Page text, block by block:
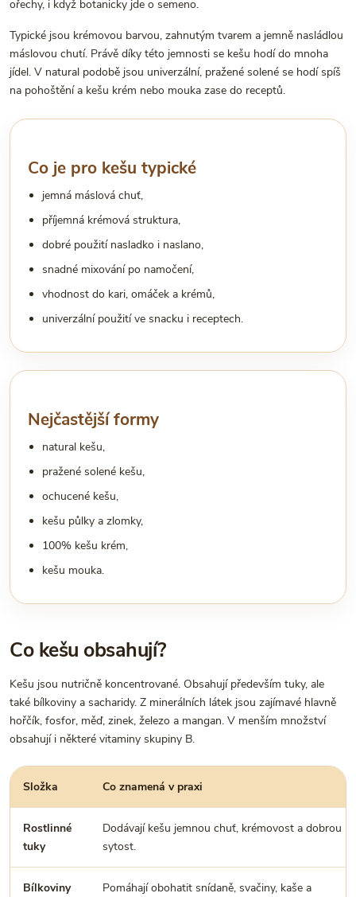
ořechy, i když botanicky jde o semeno.
Typické jsou krémovou barvou, zahnutým tvarem a jemně nasládlou
máslovou chutí. Právě díky této jemnosti se kešu hodí do mnoha
jídel. V natural podobě jsou univerzální, pražené solené se hodí spíš
na pohoštění a kešu krém nebo mouka zase do receptů.
Co je pro kešu typické
jemná máslová chuť,
příjemná krémová struktura,
dobré použití nasladko i naslano,
snadné mixování po namočení,
vhodnost do kari, omáček a krémů,
univerzální použití ve snacku i receptech.
Nejčastější formy
natural kešu,
pražené solené kešu,
ochucené kešu,
kešu půlky a zlomky,
100% kešu krém,
kešu mouka.
Co kešu obsahují?
Kešu jsou nutričně koncentrované. Obsahují především tuky, ale
také bílkoviny a sacharidy. Z minerálních látek jsou zajímavé hlavně
hořčík, fosfor, měď, zinek, železo a mangan. V menším množství
obsahují i některé vitaminy skupiny B.
Složka Co znamená v praxi
Rostlinné
tuky
Dodávají kešu jemnou chuť, krémovost a dobrou
sytost.
Bílkoviny
Pomáhají obohatit snídaně, svačiny, kaše a